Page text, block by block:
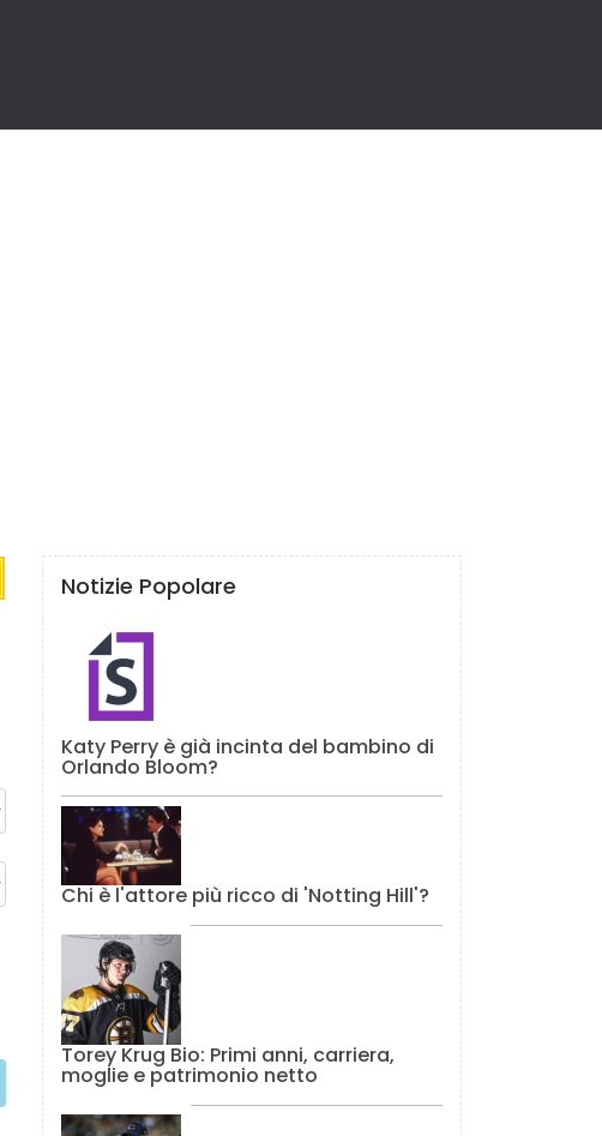
Notizie Popolare
Katy Perry è già incinta del bambino di
Orlando Bloom?
Chi è l'attore più ricco di 'Notting Hill'?
Torey Krug Bio: Primi anni, carriera,
moglie e patrimonio netto